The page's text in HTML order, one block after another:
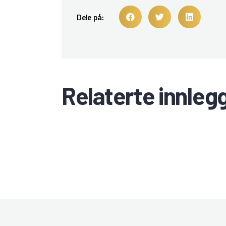
Dele på:
Relaterte